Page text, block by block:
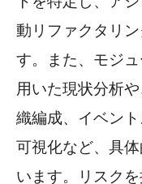
動リファクタリ
す。また、モジ
用いた現状分析
織編成、イベン
可視化など、具
います。リスク